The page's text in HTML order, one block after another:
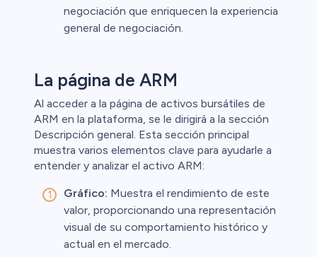
negociación que enriquecen la experiencia
general de negociación.
La página de ARM
Al acceder a la página de activos bursátiles de
ARM en la plataforma, se le dirigirá a la sección
Descripción general. Esta sección principal
muestra varios elementos clave para ayudarle a
entender y analizar el activo ARM:
Gráfico: Muestra el rendimiento de este
valor, proporcionando una representación
visual de su comportamiento histórico y
actual en el mercado.